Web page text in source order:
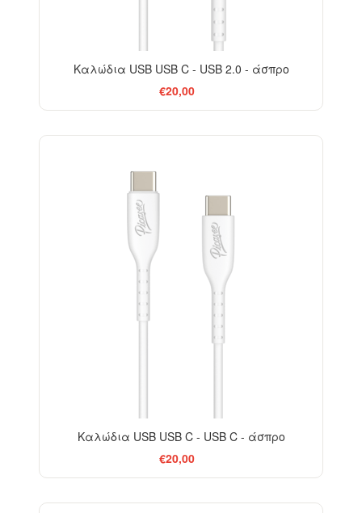
Καλώδια USB USB C - USB 2.0 - άσπρο
€20,00
Καλώδια USB USB C - USB C - άσπρο
€20,00